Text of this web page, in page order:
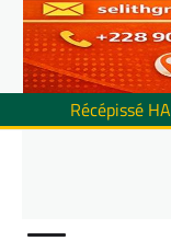
Récépissé